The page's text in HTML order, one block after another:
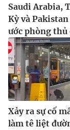
Saudi Arabia,
Kỳ và
ước phòng thủ
Xảy ra sự cố
làm tê liệt